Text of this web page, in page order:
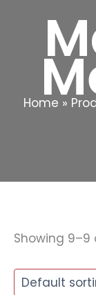
Home
Showing 9–9